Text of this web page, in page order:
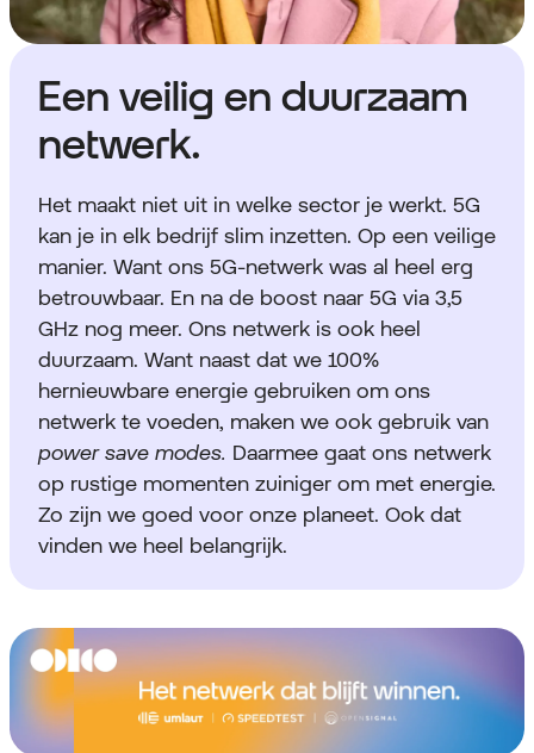
Een veilig en duurzaam
netwerk.
Het maakt niet uit in welke sector je werkt. 5G
kan je in elk bedrijf slim inzetten. Op een veilige
manier. Want ons 5G-netwerk was al heel erg
betrouwbaar. En na de boost naar 5G via 3,5
GHz nog meer. Ons netwerk is ook heel
duurzaam. Want naast dat we 100%
hernieuwbare energie gebruiken om ons
netwerk te voeden, maken we ook gebruik van
power save modes. Daarmee gaat ons netwerk
op rustige momenten zuiniger om met energie.
Zo zijn we goed voor onze planeet. Ook dat
vinden we heel belangrijk.